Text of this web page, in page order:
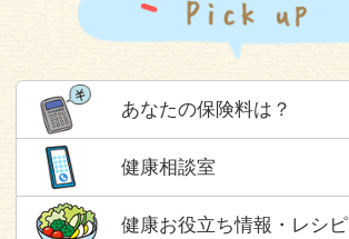
あなたの保険料は？
健康相談室
健康お役立ち情報・レシピ